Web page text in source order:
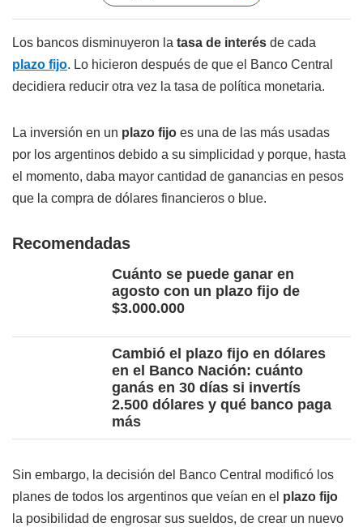
Los bancos disminuyeron la tasa de interés de cada
plazo fijo. Lo hicieron después de que el Banco Central
decidiera reducir otra vez la tasa de política monetaria.
La inversión en un plazo fijo es una de las más usadas
por los argentinos debido a su simplicidad y porque, hasta
el momento, daba mayor cantidad de ganancias en pesos
que la compra de dólares financieros o blue.
Recomendadas
Cuánto se puede ganar en
agosto con un plazo fijo de
$3.000.000
Cambió el plazo fijo en dólares
en el Banco Nación: cuánto
ganás en 30 días si invertís
2.500 dólares y qué banco paga
más
Sin embargo, la decisión del Banco Central modificó los
planes de todos los argentinos que veían en el plazo fijo
la posibilidad de engrosar sus sueldos, de crear un nuevo